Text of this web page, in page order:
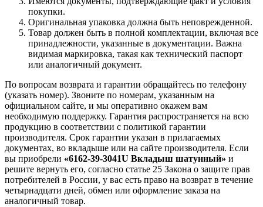
покупки.
Оригинальная упаковка должна быть неповрежденной.
Товар должен быть в полной комплектации, включая все
принадлежности, указанные в документации. Важна
видимая маркировка, такая как технический паспорт
или аналогичный документ.
По вопросам возврата и гарантии обращайтесь по телефону
(указать номер). Звоните по номерам, указанным на
официальном сайте, и мы оперативно окажем вам
необходимую поддержку. Гарантия распространяется на всю
продукцию в соответствии с политикой гарантии
производителя. Срок гарантии указан в прилагаемых
документах, во вкладыше или на сайте производителя. Если
вы приобрели «6162-39-3041U Вкладыш шатунный» и
решите вернуть его, согласно статье 25 Закона о защите прав
потребителей в России, у вас есть право на возврат в течение
четырнадцати дней, обмен или оформление заказа на
аналогичный товар.